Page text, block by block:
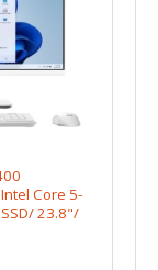
Core 5-
23.8"/